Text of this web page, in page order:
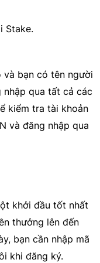
Stake.
và bạn có tên người
nhập qua tất cả các
kiểm tra tài khoản
và đăng nhập qua
khởi đầu tốt nhất
thưởng lên đến
bạn cần nhập mã
khi đăng ký.